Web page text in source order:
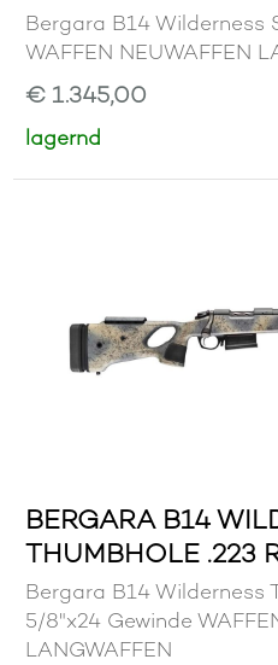
Bergara B14 Wilderness
WAFFEN NEUWAFFEN
€ 1.345,00
lagernd
BERGARA B14
THUMBHOLE .223
Bergara B14 Wilderness
5/8"x24 Gewinde
LANGWAFFEN